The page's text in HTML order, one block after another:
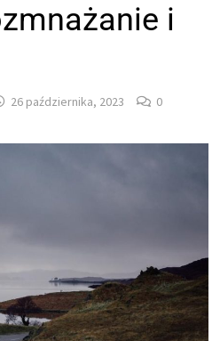
i
26 października, 2023 0